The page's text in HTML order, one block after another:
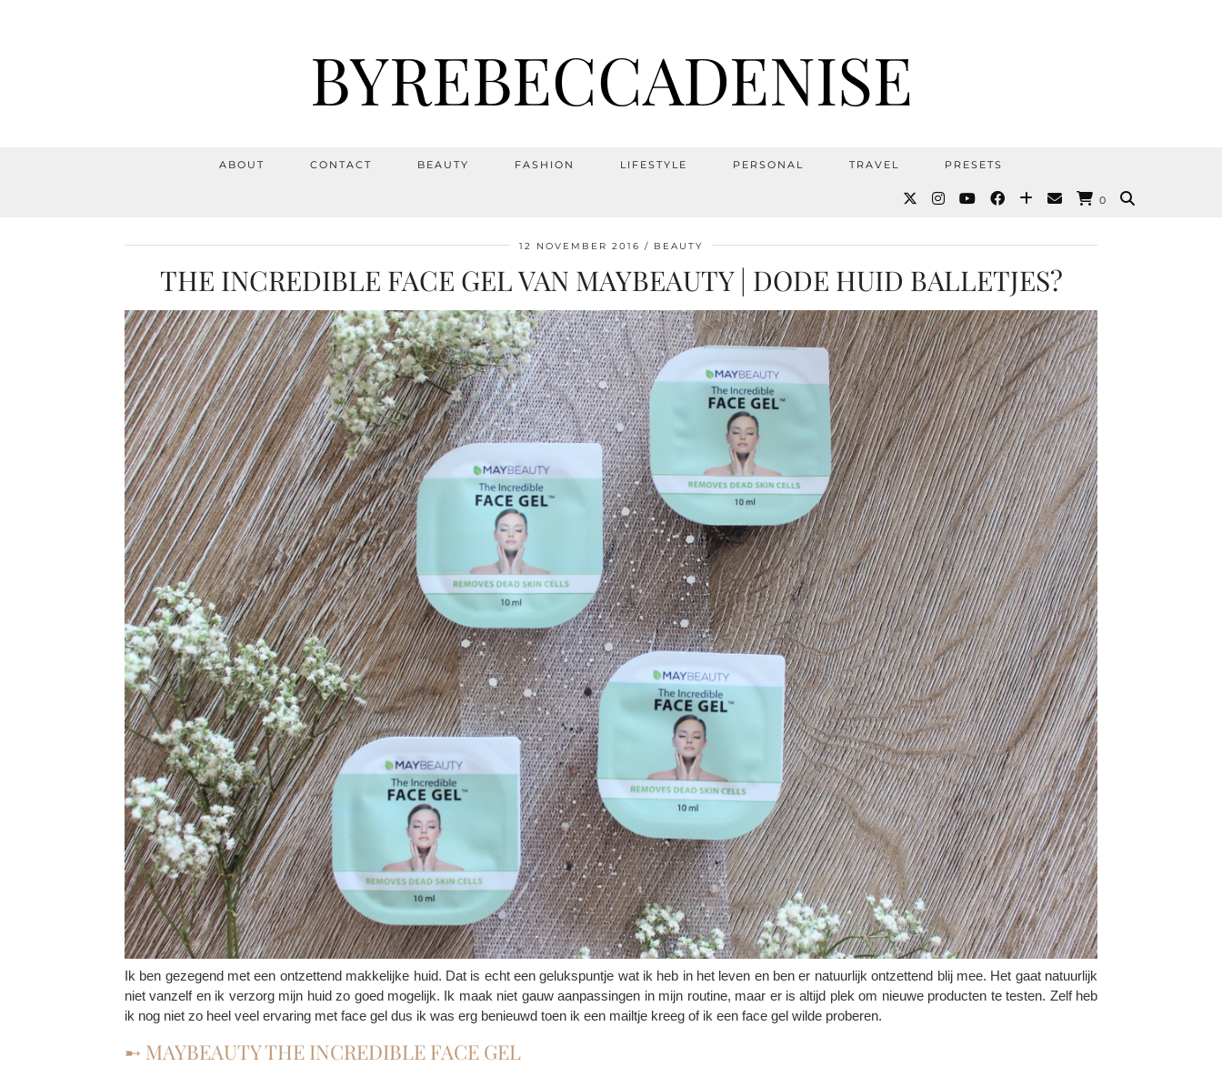
BYREBECCADENISE
ABOUT CONTACT BEAUTY FASHION LIFESTYLE PERSONAL TRAVEL PRESETS
0
12 NOVEMBER 2016 BEAUTY
THE INCREDIBLE FACE GEL VAN MAYBEAUTY | DODE HUID BALLETJES?
Ik ben gezegend met een ontzettend makkelijke huid. Dat is echt een gelukspuntje wat ik heb in het leven en ben er natuurlijk ontzettend blij mee. Het gaat natuurlijk
niet vanzelf en ik verzorg mijn huid zo goed mogelijk. Ik maak niet gauw aanpassingen in mijn routine, maar er is altijd plek om nieuwe producten te testen. Zelf heb
ik nog niet zo heel veel ervaring met face gel dus ik was erg benieuwd toen ik een mailtje kreeg of ik een face gel wilde proberen.
➸ MAYBEAUTY THE INCREDIBLE FACE GEL